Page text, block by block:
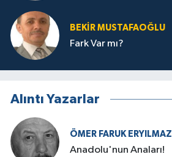
BEKIR MUSTAFAOĞLU
Fark Var mı?
Alıntı Yazarlar
ÖMER FARUK ERYILMAZ
Anadolu'nun Anaları!